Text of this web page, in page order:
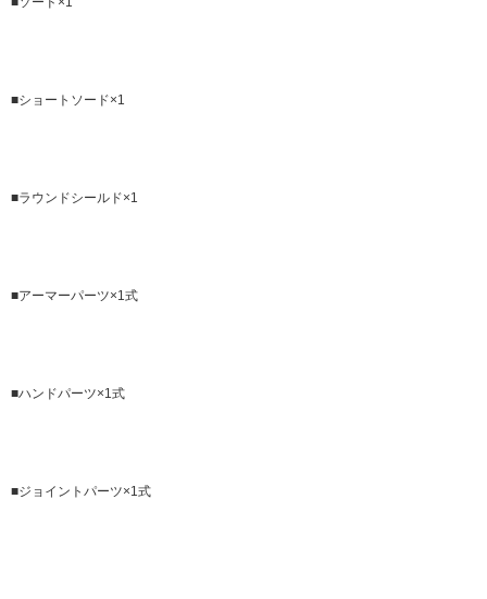
■ショートソード×1
■ラウンドシールド×1
■アーマーパーツ×1式
■ハンドパーツ×1式
■ジョイントパーツ×1式